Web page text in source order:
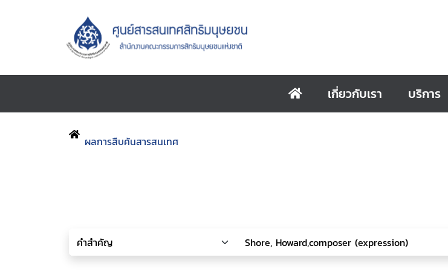
เกี่ยวกับเรา บริการ
ผลการสืบค้นสารสนเทศ